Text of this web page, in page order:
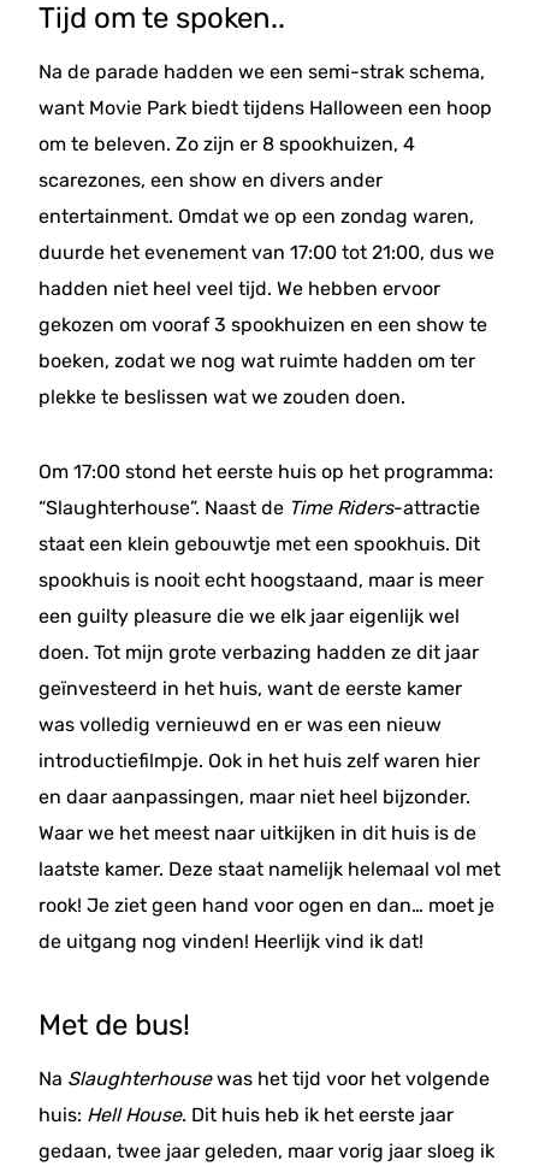
Tijd om te spoken..
Na de parade hadden we een semi-strak schema,
want Movie Park biedt tijdens Halloween een hoop
om te beleven. Zo zijn er 8 spookhuizen, 4
scarezones, een show en divers ander
entertainment. Omdat we op een zondag waren,
duurde het evenement van 17:00 tot 21:00, dus we
hadden niet heel veel tijd. We hebben ervoor
gekozen om vooraf 3 spookhuizen en een show te
boeken, zodat we nog wat ruimte hadden om ter
plekke te beslissen wat we zouden doen.
Om 17:00 stond het eerste huis op het programma:
“Slaughterhouse”. Naast de Time Riders-attractie
staat een klein gebouwtje met een spookhuis. Dit
spookhuis is nooit echt hoogstaand, maar is meer
een guilty pleasure die we elk jaar eigenlijk wel
doen. Tot mijn grote verbazing hadden ze dit jaar
geïnvesteerd in het huis, want de eerste kamer
was volledig vernieuwd en er was een nieuw
introductiefilmpje. Ook in het huis zelf waren hier
en daar aanpassingen, maar niet heel bijzonder.
Waar we het meest naar uitkijken in dit huis is de
laatste kamer. Deze staat namelijk helemaal vol met
rook! Je ziet geen hand voor ogen en dan… moet je
de uitgang nog vinden! Heerlijk vind ik dat!
Met de bus!
Na Slaughterhousewas het tijd voor het volgende
huis: Hell House. Dit huis heb ik het eerste jaar
gedaan, twee jaar geleden, maar vorig jaar sloeg ik